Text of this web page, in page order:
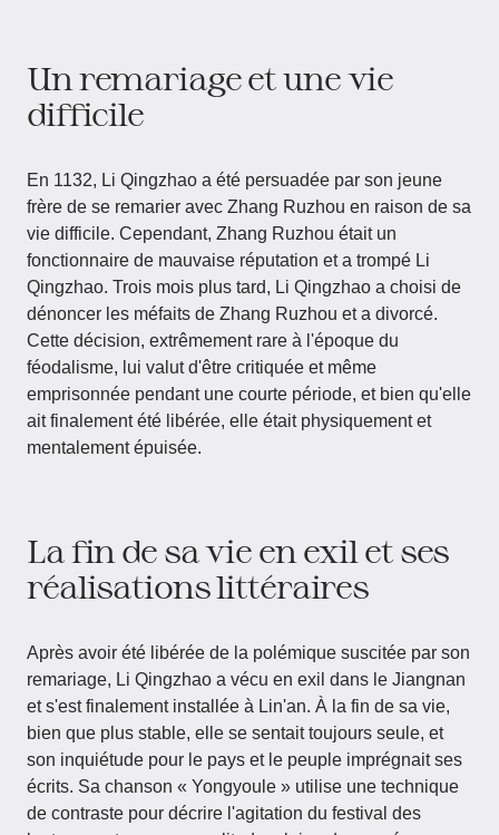
Un remariage et une vie
difficile
En 1132, Li Qingzhao a été persuadée par son jeune
frère de se remarier avec Zhang Ruzhou en raison de sa
vie difficile. Cependant, Zhang Ruzhou était un
fonctionnaire de mauvaise réputation et a trompé Li
Qingzhao. Trois mois plus tard, Li Qingzhao a choisi de
dénoncer les méfaits de Zhang Ruzhou et a divorcé.
Cette décision, extrêmement rare à l'époque du
féodalisme, lui valut d'être critiquée et même
emprisonnée pendant une courte période, et bien qu'elle
ait finalement été libérée, elle était physiquement et
mentalement épuisée.
La fin de sa vie en exil et ses
réalisations littéraires
Après avoir été libérée de la polémique suscitée par son
remariage, Li Qingzhao a vécu en exil dans le Jiangnan
et s'est finalement installée à Lin'an. À la fin de sa vie,
bien que plus stable, elle se sentait toujours seule, et
son inquiétude pour le pays et le peuple imprégnait ses
écrits. Sa chanson « Yongyoule » utilise une technique
de contraste pour décrire l'agitation du festival des